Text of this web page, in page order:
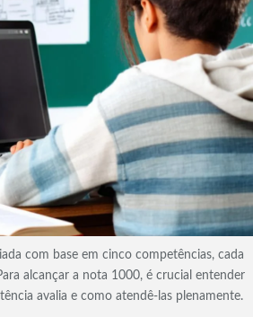
com base em cinco competências, cada
alcançar a nota 1000, é crucial entender
avalia e como atendê-las plenamente.